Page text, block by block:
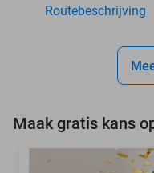
Routebeschrijving